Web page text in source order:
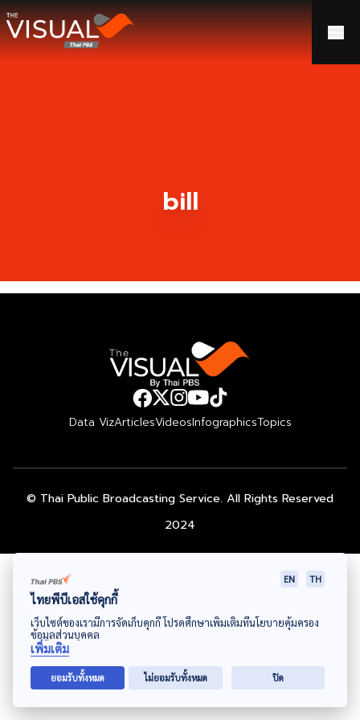
ข้ามไปยังเนื้อหา
bill
Data VizArticlesVideosInfographicsTopics
© Thai Public Broadcasting Service. All Rights Reserved
2024
ไทยพีบีเอสใช้คุกกี้
EN TH
เว็บไซต์ของเรามีการจัดเก็บคุกกี้ โปรดศึกษาเพิ่มเติมที่นโยบายคุ้มครอง
ข้อมูลส่วนบุคคล
เพิ่มเติม
ยอมรับทั้งหมด ไม่ยอมรับทั้งหมด ปิด